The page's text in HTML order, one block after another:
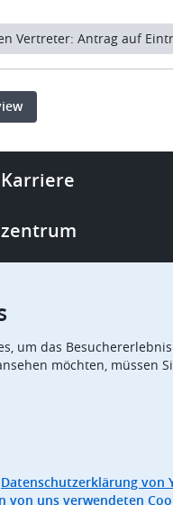
Vertreter: Antrag auf
Karriere
um das
möchten, müssen
Datenschutzerklärung von
von uns verwendeten